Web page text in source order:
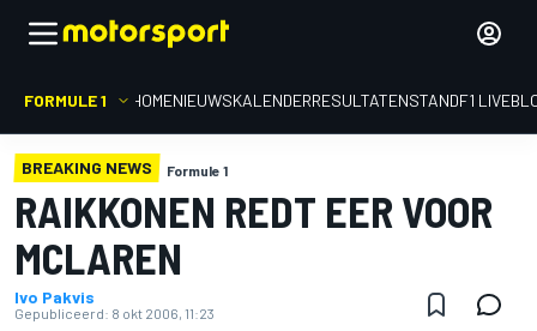
FORMULE 1 HOMENIEUWSKALENDERRESULTATENSTANDF1
BREAKING NEWS Formule 1
RAIKKONEN REDT EER VOOR
MCLAREN
Ivo Pakvis
Gepubliceerd: 8 okt 2006, 11:23